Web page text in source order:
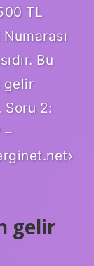
TL
Bu
gelir
2:
–
gelir